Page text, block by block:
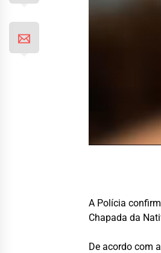
A Polícia
Chapada da
De acordo com